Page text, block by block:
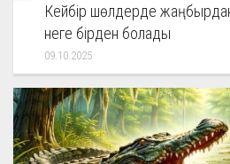
Кейбір шөлдерде жаңбырдан
неге бірден болады
09.10.2025